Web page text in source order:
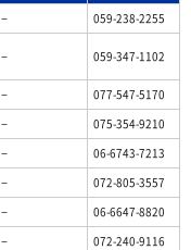
− 059-238-2255
− 059-347-1102
−
077-547-5170
−
075-354-9210
−
06-6743-7213
−
072-805-3557
−
06-6647-8820
−
072-240-9116